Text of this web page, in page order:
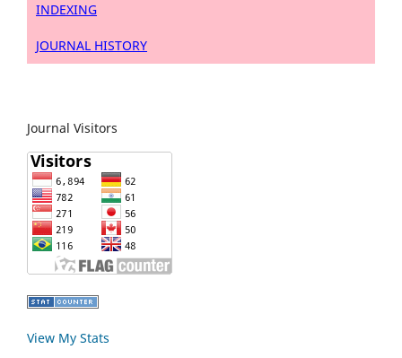
INDEXING
JOURNAL HISTORY
Journal Visitors
View My Stats